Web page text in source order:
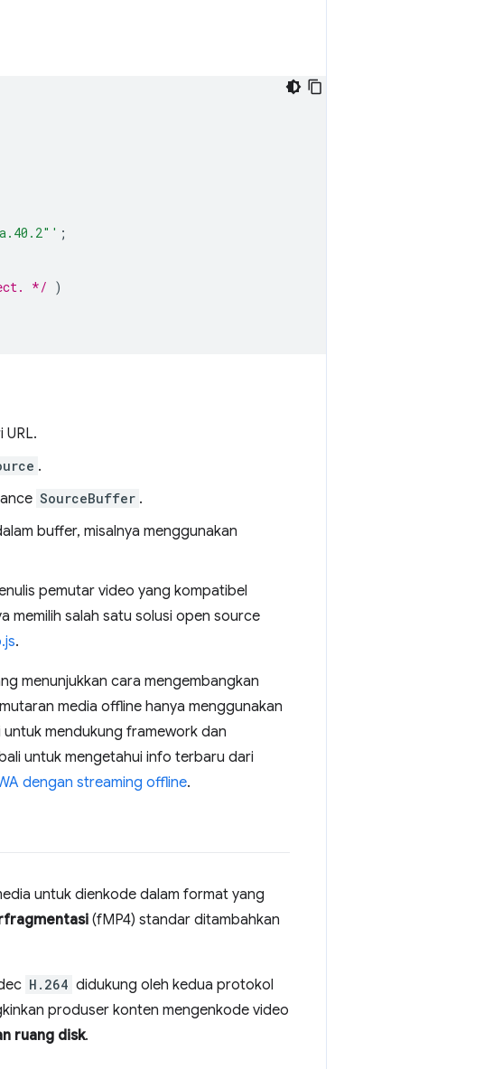
;
*/ )
.
SourceBuffer .
buffer, misalnya menggunakan
pemutar video yang kompatibel
memilih salah satu solusi open source
.
menunjukkan cara mengembangkan
media offline hanya menggunakan
mendukung framework dan
untuk mengetahui info terbaru dari
dengan streaming offline.
untuk dienkode dalam format yang
(fMP4) standar ditambahkan
H.264 didukung oleh kedua protokol
produser konten mengenkode video
ruang disk.